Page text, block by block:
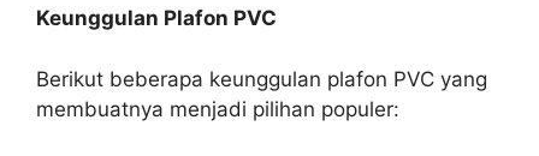
Keunggulan Plafon PVC
Berikut beberapa keunggulan plafon PVC yang
membuatnya menjadi pilihan populer: